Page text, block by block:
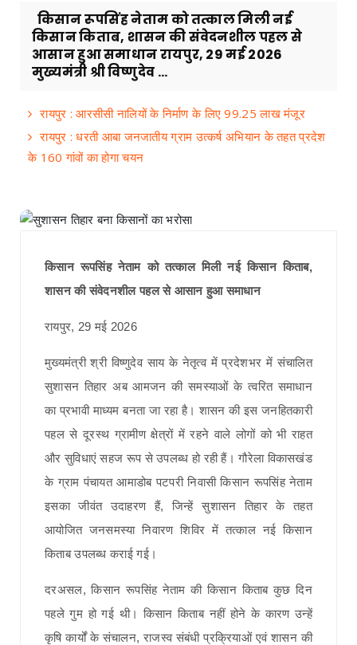
किसान रूपसिंह नेताम को तत्काल मिली नई
किसान किताब, शासन की संवेदनशील पहल से
आसान हुआ समाधान रायपुर, 29 मई 2026
मुख्यमंत्री श्री विष्णुदेव ...
रायपुर : आरसीसी नालियों के निर्माण के लिए 99.25 लाख मंजूर
रायपुर : धरती आबा जनजातीय ग्राम उत्कर्ष अभियान के तहत प्रदेश
के 160 गांवों का होगा चयन
किसान रूपसिंह नेताम को तत्काल मिली नई किसान किताब,
शासन की संवेदनशील पहल से आसान हुआ समाधान
रायपुर, 29 मई 2026
मुख्यमंत्री श्री विष्णुदेव साय के नेतृत्व में प्रदेशभर में संचालित
सुशासन तिहार अब आमजन की समस्याओं के त्वरित समाधान
का प्रभावी माध्यम बनता जा रहा है। शासन की इस जनहितकारी
पहल से दूरस्थ ग्रामीण क्षेत्रों में रहने वाले लोगों को भी राहत
और सुविधाएं सहज रूप से उपलब्ध हो रही हैं। गौरेला विकासखंड
के ग्राम पंचायत आमाडोब पटपरी निवासी किसान रूपसिंह नेताम
इसका जीवंत उदाहरण हैं, जिन्हें सुशासन तिहार के तहत
आयोजित जनसमस्या निवारण शिविर में तत्काल नई किसान
किताब उपलब्ध कराई गई।
दरअसल, किसान रूपसिंह नेताम की किसान किताब कुछ दिन
पहले गुम हो गई थी। किसान किताब नहीं होने के कारण उन्हें
कृषि कार्यों के संचालन, राजस्व संबंधी प्रक्रियाओं एवं शासन की